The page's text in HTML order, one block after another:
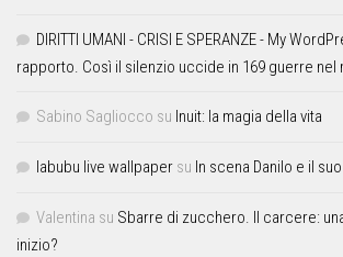
DIRITTI UMANI - CRISI E SPERANZE - My
rapporto. Così il silenzio uccide in 169 guerre nel
Sabino Sagliocco su Inuit: la magia della vita
labubu live wallpaper su In scena Danilo e il
Valentina su Sbarre di zucchero. Il carcere:
inizio?